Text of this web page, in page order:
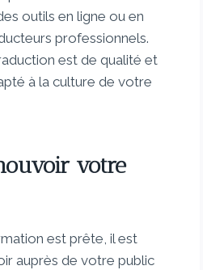
outils en ligne ou en
professionnels.
est de qualité et
à la culture de votre
votre
est prête, il est
auprès de votre public